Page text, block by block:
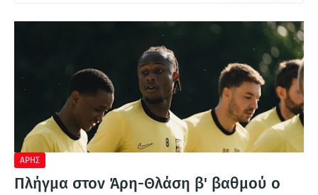
Ι
ΑΡΗΣ
Πλήγμα στον Άρη-Θλάση β' βαθμού ο